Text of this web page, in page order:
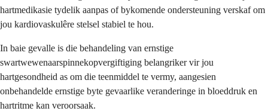
hartmedikasie tydelik aanpas of bykomende ondersteuning verskaf om
jou kardiovaskulêre stelsel stabiel te hou.
In baie gevalle is die behandeling van ernstige
swartwewenaarspinnekopvergiftiging belangriker vir jou
hartgesondheid as om die teenmiddel te vermy, aangesien
onbehandelde ernstige byte gevaarlike veranderinge in bloeddruk en
hartritme kan veroorsaak.